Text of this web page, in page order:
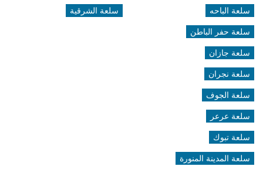
سلعة الباحه
سلعة حفر الباطن
سلعة جازان
سلعة نجران
سلعة الجوف
سلعة عرعر
سلعة تبوك
سلعة المدينة المنورة
سلعة الشرقية